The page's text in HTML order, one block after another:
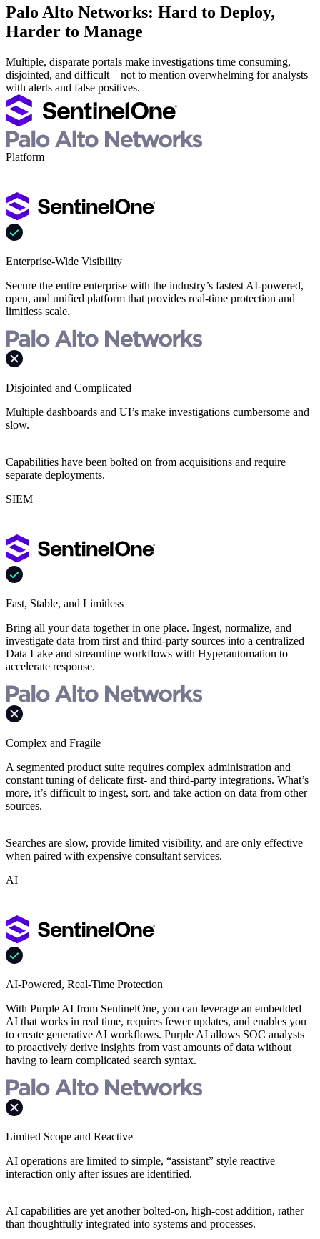
Palo Alto Networks: Hard to Deploy,
Harder to Manage
Multiple, disparate portals make investigations time consuming,
disjointed, and difficult—not to mention overwhelming for analysts
with alerts and false positives.
Platform
Enterprise-Wide Visibility
Secure the entire enterprise with the industry’s fastest AI-powered,
open, and unified platform that provides real-time protection and
limitless scale.
Disjointed and Complicated
Multiple dashboards and UI’s make investigations cumbersome and
slow.
Capabilities have been bolted on from acquisitions and require
separate deployments.
SIEM
Fast, Stable, and Limitless
Bring all your data together in one place. Ingest, normalize, and
investigate data from first and third-party sources into a centralized
Data Lake and streamline workflows with Hyperautomation to
accelerate response.
Complex and Fragile
A segmented product suite requires complex administration and
constant tuning of delicate first- and third-party integrations. What’s
more, it’s difficult to ingest, sort, and take action on data from other
sources.
Searches are slow, provide limited visibility, and are only effective
when paired with expensive consultant services.
AI
AI-Powered, Real-Time Protection
With Purple AI from SentinelOne, you can leverage an embedded
AI that works in real time, requires fewer updates, and enables you
to create generative AI workflows. Purple AI allows SOC analysts
to proactively derive insights from vast amounts of data without
having to learn complicated search syntax.
Limited Scope and Reactive
AI operations are limited to simple, “assistant” style reactive
interaction only after issues are identified.
AI capabilities are yet another bolted-on, high-cost addition, rather
than thoughtfully integrated into systems and processes.